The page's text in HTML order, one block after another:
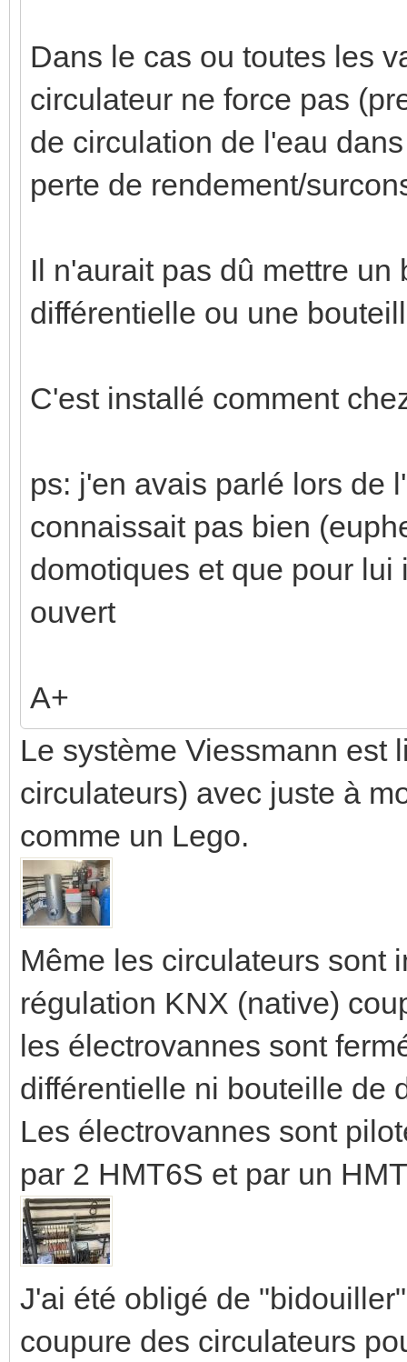
Dans le cas ou toutes les
circulateur ne force pas
de circulation de l'eau
perte de rendement/
Il n'aurait pas dû mettre
différentielle ou une
C'est installé comment
ps: j'en avais parlé lors de
connaissait pas bien
domotiques et que pour
ouvert
A+
Le système Viessmann est
circulateurs) avec juste à
comme un Lego.
Même les circulateurs sont
régulation KNX (native)
les électrovannes sont
différentielle ni bouteille de
Les électrovannes sont
par 2 HMT6S et par un
J'ai été obligé de
coupure des circulateurs